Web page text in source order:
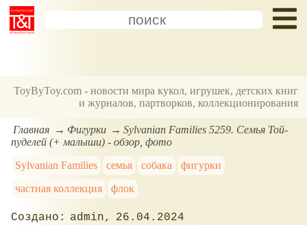
ToyByToy.com - новости мира кукол, игрушек, детских книг
и журналов, партворков, коллекционирования
Главная Фигурки
Sylvanian Families 5259. Семья Той-
пуделей (+ малыши) - обзор, фото
Sylvanian Families
семья собака
фигурки
частная коллекция
флок
admin 26.04.2024